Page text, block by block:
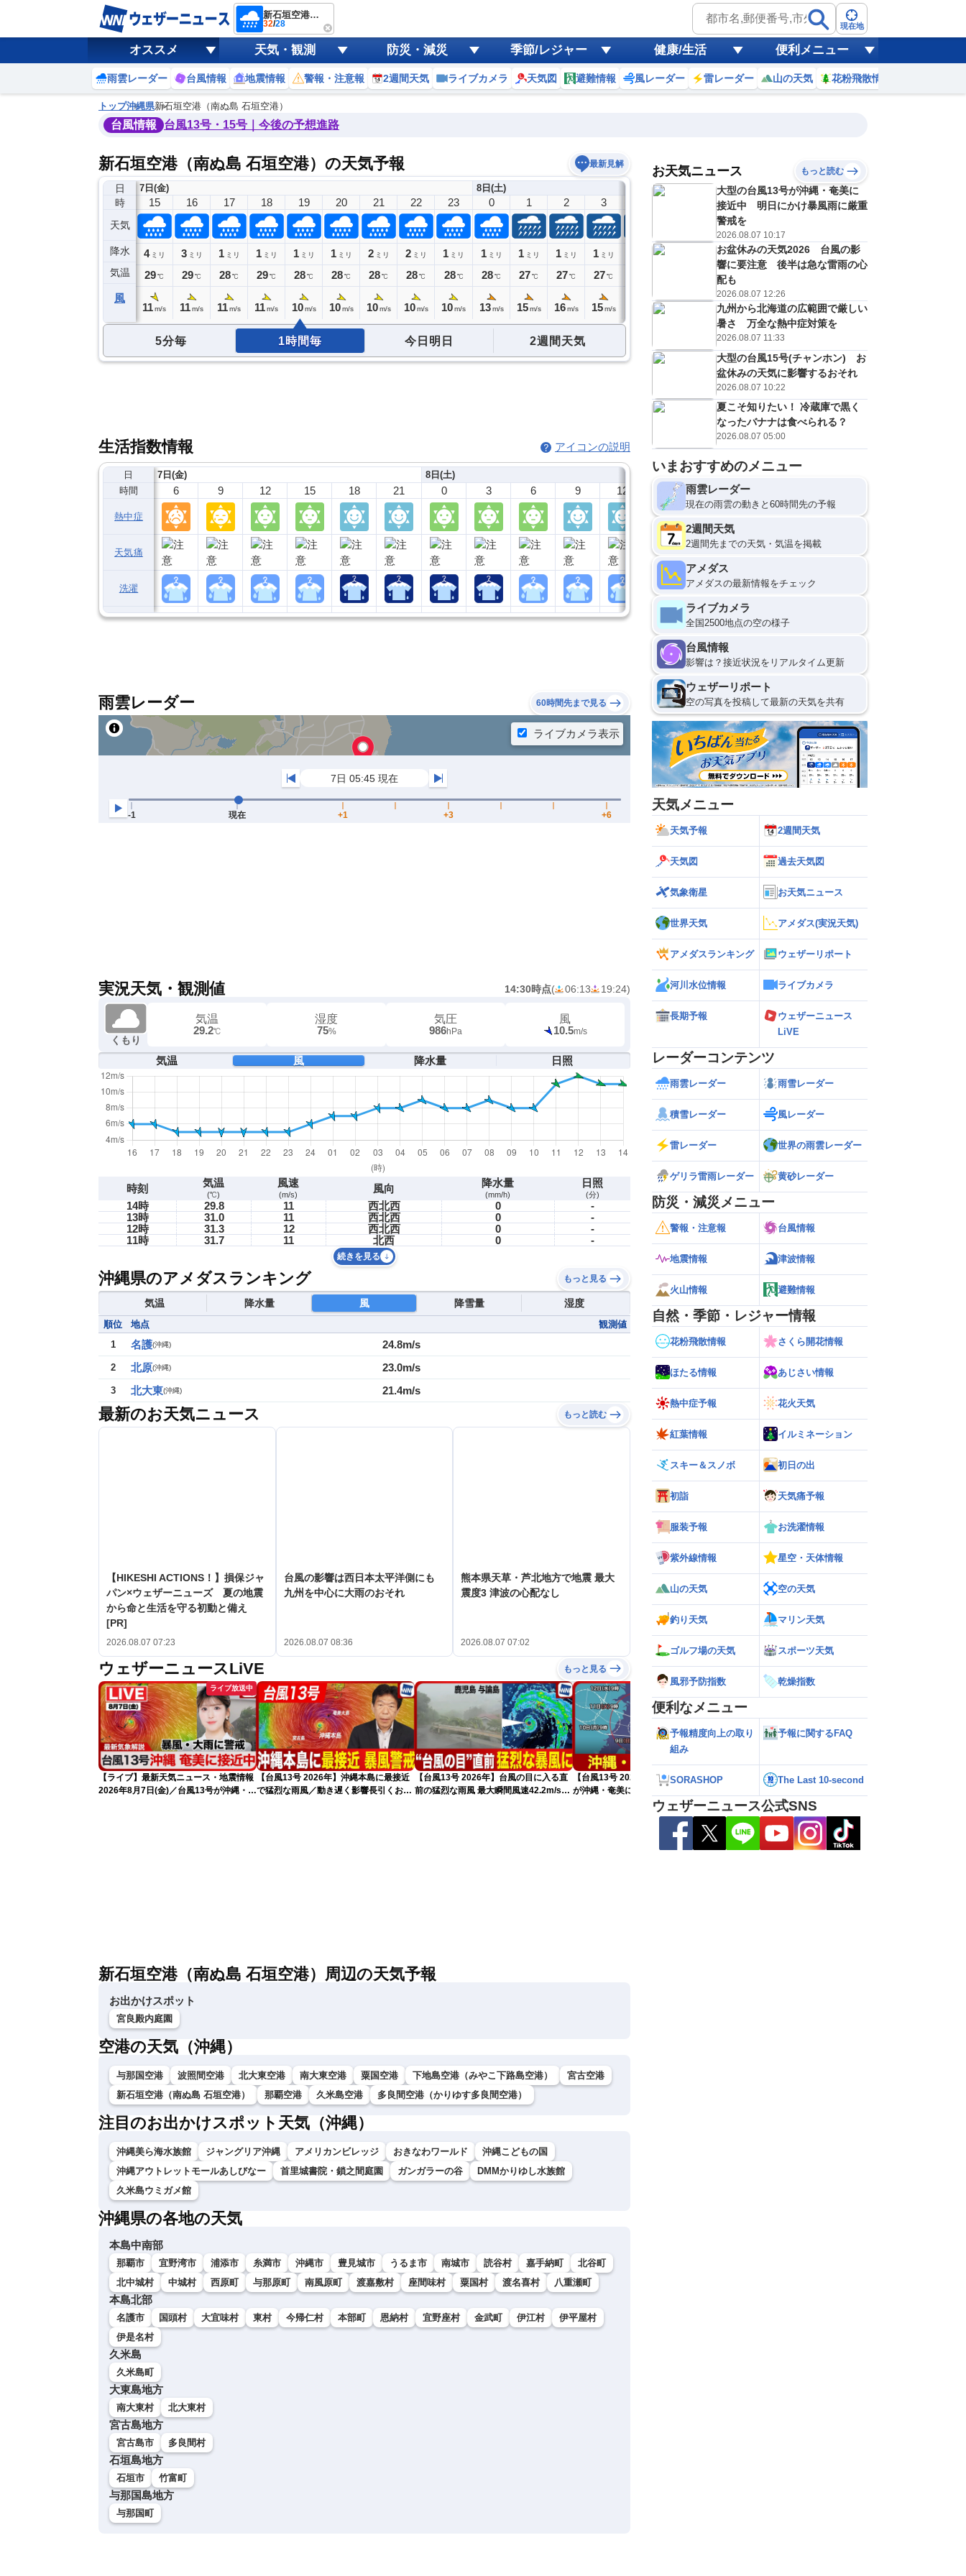
新石垣空港（南ぬ島 石垣空港）
32/28 現在地
オススメ 天気・観測 防災・減災 季節/レジャー 健康/生活 便利メニュー
雨雲レーダー 台風情報 地震情報 警報・注意報 2週間天気 ライブカメラ 天気図 避難情報 風レーダー 雷レーダー 山の天気 花粉飛散情報
トップ沖縄県新石垣空港（南ぬ島 石垣空港）
台風情報 台風13号・15号｜今後の予想進路
新石垣空港（南ぬ島 石垣空港）の天気予報 最新見解
日
時
天気
降水
気温
風
7日(金)
14
1ミリ
29℃
11
15
4 ミリ
29℃
11m/s
16
3 ミリ
29℃
11m/s
17
1 ミリ
28℃
11m/s
18
1 ミリ
29℃
11m/s
19
1 ミリ
28℃
10 m/s
20
1 ミリ
28℃
10 m/s
21
2 ミリ
28℃
10 m/s
22
2 ミリ
28℃
10 m/s
23
1 ミリ
28 ℃
10m/s
8日(土)
0
1 ミリ
28℃
13 m/s
1
1 ミリ
27℃
15 m/s
2
1 ミリ
27℃
16 m/s
3
1 ミリ
27℃
15 m/s
6
ミリ
27℃
m/s
1ミリ
17m/s
8
2ミリ
17m/s
9
2ミリ
17 m/s
10
3
17m/s
5分毎 1時間毎 今日明日 2週間天気
生活指数情報 アイコンの説明
日
時間
熱中症
天気痛
洗濯
7日(金)
6 9 12 15 18 21
8日(土)
0 3 6 9 12
雨雲レーダー 60時間先まで見る
実況天気・観測値 14:30時点( 06:13 19:24)
くもり
気温
29.2℃
湿度
75%
気圧
986hPa
風
10.5m/s
気温 風 降水量 日照
時刻 気温
(℃)
風速
(m/s) 風向 降水量
(mm/h)
日照
(分)
14時 29.8 11 西北西 0
-
13時
31.0 11 西北西 0
-
12時
31.3 12 西北西 0
-
11時
31.7 11 北西 0 -
続きを見る
沖縄県のアメダスランキング もっと見る
気温 降水量 風 降雪量 湿度
順位 地点
観測値
1
名護(沖縄) 24.8m/s
2 北原(沖縄) 23.0m/s
3 北大東(沖縄) 21.4m/s
最新のお天気ニュース もっと読む
【HIKESHI ACTIONS！】損保ジャ
パン×ウェザーニューズ 夏の地震
から命と生活を守る初動と備え
[PR]
2026.08.07 07:23
台風の影響は西日本太平洋側にも
九州を中心に大雨のおそれ
2026.08.07 08:36
熊本県天草・芦北地方で地震 最大
震度3 津波の心配なし
2026.08.07 07:02
ウェザーニュースLiVE もっと見る
ライブ放送中
【ライブ】最新天気ニュース・地震情報
2026年8月7日(金)／台風13号が沖縄・奄
【台風13号 2026年】沖縄本島に最接近
で猛烈な雨風／動き遅く影響長引くおそ
【台風13号 2026年】台風の目に入る直
前の猛烈な雨風 最大瞬間風速42.2m/s観
【台風13号 2026】大型で強い台風13号
が沖縄・奄美に最接近 暴風や大雨警戒
【台風13号 2026】台風13号による熊本
県への影響は？（7日9時更新）
新石垣空港（南ぬ島 石垣空港）周辺の天気予報
お出かけスポット
宮良殿内庭園
空港の天気（沖縄）
与那国空港 波照間空港 北大東空港 南大東空港 粟国空港 下地島空港（みやこ下路島空港）
宮古空港
新石垣空港（南ぬ島 石垣空港）
那覇空港 久米島空港 多良間空港（かりゆす多良間空港）
注目のお出かけスポット天気（沖縄）
沖縄美ら海水族館 ジャングリア沖縄 アメリカンビレッジ おきなわワールド
沖縄こどもの国
沖縄アウトレットモールあしびなー
首里城書院・鎖之間庭園 ガンガラーの谷
DMMかりゆし水族館
久米島ウミガメ館
沖縄県の各地の天気
本島中南部
那覇市 宜野湾市 浦添市 糸満市 沖縄市 豊見城市 うるま市 南城市 読谷村 嘉手納町
北谷町
北中城村
中城村 西原町 与那原町 南風原町 渡嘉敷村 座間味村 粟国村 渡名喜村 八重瀬町
本島北部
名護市 国頭村 大宜味村 東村 今帰仁村 本部町 恩納村 宜野座村 金武町 伊江村
伊平屋村
伊是名村
久米島
久米島町
大東島地方
南大東村 北大東村
宮古島地方
宮古島市 多良間村
石垣島地方
石垣市 竹富町
与那国島地方
与那国町
お天気ニュース もっと読む
大型の台風13号が沖縄・奄美に
接近中 明日にかけ暴風雨に厳重
警戒を
2026.08.07 10:17
お盆休みの天気2026 台風の影
響に要注意 後半は急な雷雨の心
配も
2026.08.07 12:26
九州から北海道の広範囲で厳しい
暑さ 万全な熱中症対策を
2026.08.07 11:33
大型の台風15号(チャンホン) お
盆休みの天気に影響するおそれ
2026.08.07 10:22
夏こそ知りたい！ 冷蔵庫で黒く
なったバナナは食べられる？
2026.08.07 05:00
いまおすすめのメニュー
雨雲レーダー
現在の雨雲の動きと60時間先の予報
2週間天気
2週間先までの天気・気温を掲載
アメダス
アメダスの最新情報をチェック
ライブカメラ
全国2500地点の空の様子
台風情報
影響は？接近状況をリアルタイム更新
ウェザーリポート
空の写真を投稿して最新の天気を共有
天気メニュー
天気予報 2週間天気
天気図 過去天気図
気象衛星 お天気ニュース
世界天気 アメダス(実況天気)
アメダスランキング ウェザーリポート
河川水位情報 ライブカメラ
長期予報
ウェザーニュース
LiVE
レーダーコンテンツ
雨雲レーダー 雨雪レーダー
積雪レーダー 風レーダー
雷レーダー 世界の雨雲レーダー
ゲリラ雷雨レーダー 黄砂レーダー
防災・減災メニュー
警報・注意報 台風情報
地震情報 津波情報
火山情報 避難情報
自然・季節・レジャー情報
花粉飛散情報 さくら開花情報
ほたる情報 あじさい情報
熱中症予報 花火天気
紅葉情報 イルミネーション
スキー＆スノボ 初日の出
初詣 天気痛予報
服装予報 お洗濯情報
紫外線情報 星空・天体情報
山の天気 空の天気
釣り天気 マリン天気
ゴルフ場の天気 スポーツ天気
風邪予防指数 乾燥指数
便利なメニュー
予報精度向上の取り
組み
予報に関するFAQ
SORASHOP The Last 10-second
ウェザーニュース公式SNS